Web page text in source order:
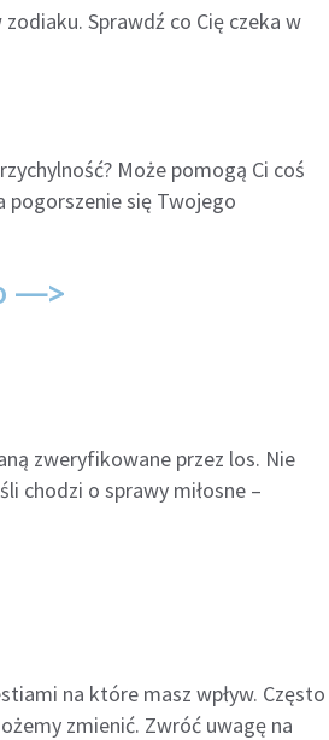
Sprawdź co Cię czeka w
Może pomogą Ci coś
pogorszenie się Twojego
—>
zweryfikowane przez los. Nie
chodzi o sprawy miłosne –
na które masz wpływ. Często
zmienić. Zwróć uwagę na